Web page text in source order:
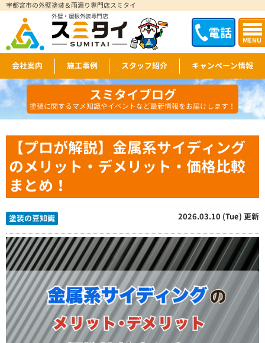
電話 MENU
宇都宮市の外壁塗装＆雨漏り専門店スミタイ
外壁・屋根外装専門店
会社案内 施工事例 スタッフ紹介 キャンペーン情報
スミタイブログ
塗装に関するマメ知識やイベントなど最新情報をお届けします！
【プロが解説】金属系サイディング
のメリット・デメリット・価格比較
まとめ！
塗装の豆知識 2026.03.10 (Tue) 更新